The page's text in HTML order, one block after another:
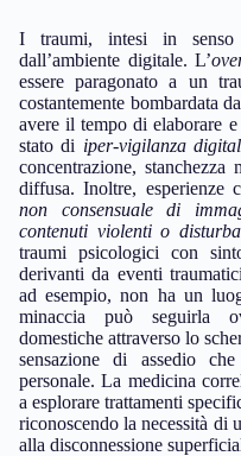
I traumi, intesi in senso
dall’ambiente digitale. L’
essere paragonato a un
costantemente bombardata
avere il tempo di elaborare
stato di iper-vigilanza
concentrazione,
diffusa. Inoltre, esperienze
non consensuale di
contenuti violenti o
traumi psicologici con
derivanti da eventi
ad esempio, non ha un
minaccia può seguirla
domestiche attraverso lo
sensazione di assedio
personale. La medicina
a esplorare trattamenti
riconoscendo la necessità di
alla disconnessione